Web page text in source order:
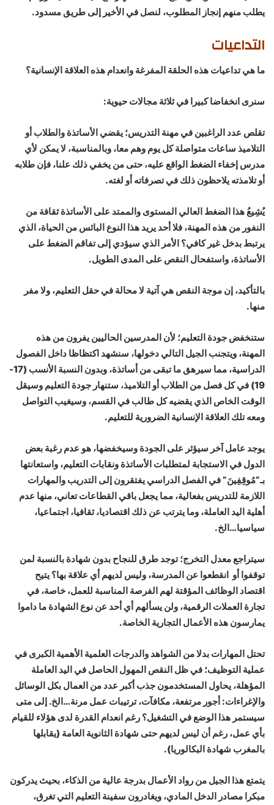
يطلب منهم إنجاز المطلوب، لنصل في الأخير إلى طريق مسدود.
التداعيات
ما هي تداعيات هذه الحلقة المفرغة وانعدام هذه العلاقة الإنسانية؟
سنرى انخفاضا كبيرا في ثلاثة مجالات حيوية:
تقلص عدد الراغبين في مهنة التدريس؛ يقضي الأساتذة والطلاب أو
التلاميذ ساعات متواصلة كل يوم وهم معا، وبالمناسبة، لا يمكن لأي
مدرس إخفاء الضغط الواقع عليه، حتى من يخفي ذلك علنا، فإن طلابه
أو تلامذته يلاحظون ذلك في تصرفاته أو لغته.
يُشِيعُ هذا الضغط العالي المستوى والممتد على الأساتذة ثقافة من
النفور من هذه المهنة، فلا أحد يريد هذا النوع البائس من الحياة، الذي
يرتبط بدخل غير كافي؟ الأمر الذي سيؤدي إلى تفاقم الضغط على
الأساتذة، واستفحال النقص على المدى الطويل.
بالتأكيد، إن موجة النقص هي آتية لا محالة في حقل التعليم، ولا مفر
منها.
ستنخفض جودة التعليم؛ لأن المدرسين الحاليين يفرون من هذه
المهنة، ويتجنب الجيل التالي دخولها، سنشهد اكتظاظا داخل الفصول
الدراسية، مما سيرهق ما تبقى من أساتذة، وبدون النسبة الأنسب (17-
19) في كل فصل من الطلاب أو التلاميذ، ستنهار جودة التعليم وسيقل
الوقت الخاص الذي يقضيه كل طالب في القسم، وسيغيب التواصل
ومعه تلك العلاقة الإنسانية الضرورية للتعليم.
يوجد عامل آخر سيؤثر على الجودة وسيخفضها، هو عدم رغبة بعض
الدول في الاستجابة لمتطلبات الأساتذة ونقابات التعليم، واستعانتها
بـ”مُوقِفِينَ” في الفصل الدراسي يفتقرون إلى التدريب والمهارات
اللازمة للتدريس بفعالية، مما يجعل باقي القطاعات تعاني، منها عدم
أهلية اليد العاملة، وما يترتب عن ذلك اقتصاديا، ثقافيا، اجتماعيا،
سياسيا…الخ.
سيتراجع معدل التخرج؛ توجد طرق للنجاح بدون شهادة بالنسبة لمن
توقفوا أو انقطعوا عن المدرسة، وليس لديهم أي علاقة بها؟ يتيح
اقتصاد الوظائف المؤقتة لهم الفرصة المناسبة للعمل، خاصة، في
تجارة العملات الرقمية، ولن يسألهم أي أحد عن نوع الشهادة ما داموا
يمارسون هذه الأعمال التجارية الخاصة.
تحتل المهارات بدلا من الشواهد والدرجات العلمية الأهمية الكبرى في
عملية التوظيف؛ في ظل النقص المهول الحاصل في اليد العاملة
المؤهلة، يحاول المستخدمون جذب أكبر عدد من العمال بكل الوسائل
والإغراءات: أجور مرتفعة، مكافآت، ترتيبات عمل مرنة…الخ. إلى متى
سيستمر هذا الوضع في التشغيل؟ رغم انعدام القدرة لدى هؤلاء للقيام
بأي عمل، رغم أن ليس لديهم حتى شهادة الثانوية العامة (يقابلها
بالمغرب شهادة البكالوريا).
يتمتع هذا الجيل من رواد الأعمال بدرجة عالية من الذكاء، بحيث يدركون
مبكرا مصادر الدخل المادي، ويغادرون سفينة التعليم التي تغرق،